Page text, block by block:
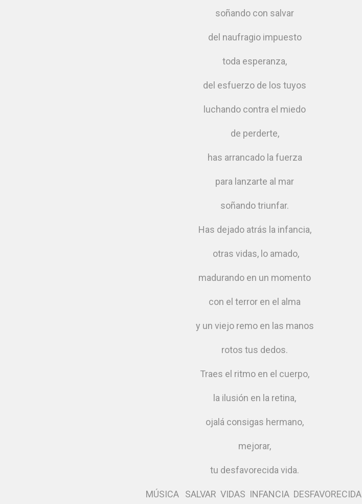
soñando con salvar
del naufragio impuesto
toda esperanza,
del esfuerzo de los tuyos
luchando contra el miedo
de perderte,
has arrancado la fuerza
para lanzarte al mar
soñando triunfar.
Has dejado atrás la infancia,
otras vidas, lo amado,
madurando en un momento
con el terror en el alma
y un viejo remo en las manos
rotos tus dedos.
Traes el ritmo en el cuerpo,
la ilusión en la retina,
ojalá consigas hermano,
mejorar,
tu desfavorecida vida.
MÚSICA SALVAR VIDAS INFANCIA DESFAVORECIDA